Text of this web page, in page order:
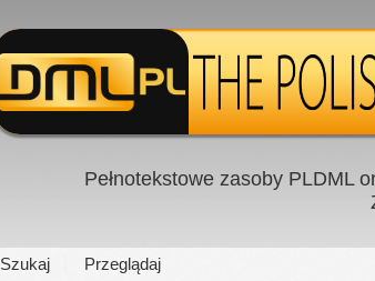
Pełnotekstowe zasoby PLDML
Szukaj Przeglądaj